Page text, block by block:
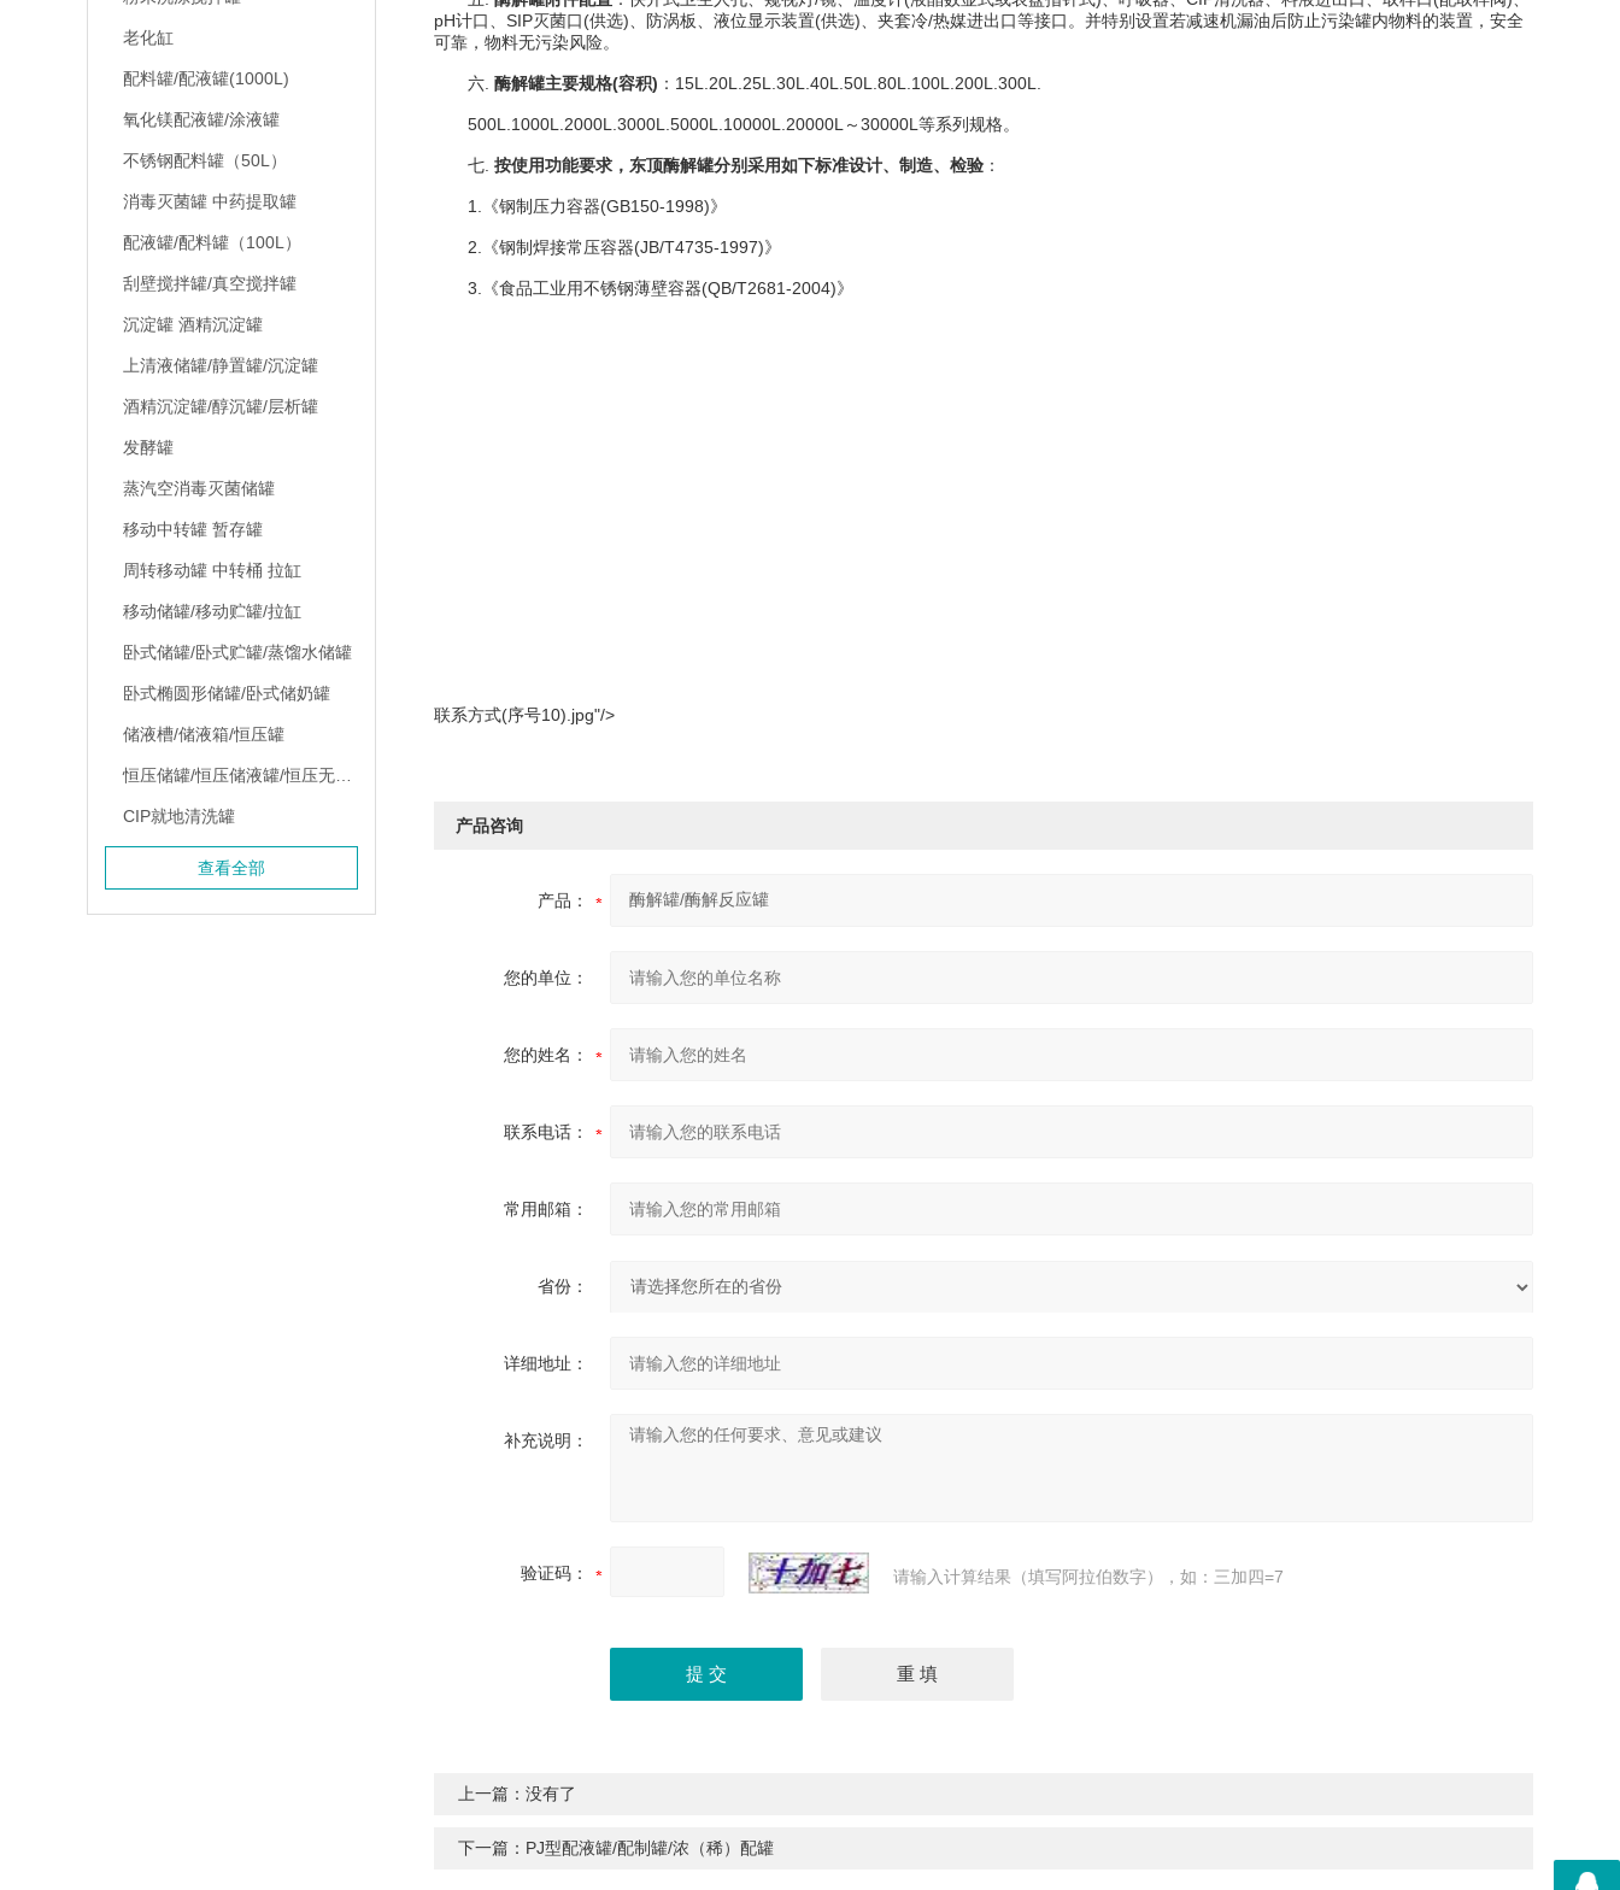
老化缸
配料罐/配液罐(1000L)
氧化镁配液罐/涂液罐
不锈钢配料罐（50L）
消毒灭菌罐 中药提取罐
配液罐/配料罐（100L）
刮壁搅拌罐/真空搅拌罐
沉淀罐 酒精沉淀罐
上清液储罐/静置罐/沉淀罐
酒精沉淀罐/醇沉罐/层析罐
发酵罐
蒸汽空消毒灭菌储罐
移动中转罐 暂存罐
周转移动罐 中转桶 拉缸
移动储罐/移动贮罐/拉缸
卧式储罐/卧式贮罐/蒸馏水储罐
卧式椭圆形储罐/卧式储奶罐
储液槽/储液箱/恒压罐
CIP就地清洗罐
查看全部
pH计口、SIP灭菌口(供选)、防涡板、液位显示装置(供选)、夹套冷/热媒进出口等接口。并特别设置若减速机漏油后防止污染罐内物料的装置，安全
可靠，物料无污染风险。
六. 酶解罐主要规格(容积) ：15L.20L.25L.30L.40L.50L.80L.100L.200L.300L.
500L.1000L.2000L.3000L.5000L.10000L.20000L～30000L等系列规格。
七. 按使用功能要求，东顶酶解罐分别采用如下标准设计、制造、检验 ：
1.《钢制压力容器(GB150-1998)》
2.《钢制焊接常压容器(JB/T4735-1997)》
3.《食品工业用不锈钢薄壁容器(QB/T2681-2004)》
联系方式(序号10).jpg"/>
产品咨询
产品：
您的单位：
您的姓名：
联系电话：
常用邮箱：
省份：
详细地址：
补充说明：
验证码： 请输入计算结果（填写阿拉伯数字），如：三加四=7
上一篇：没有了
下一篇： PJ型配液罐/配制罐/浓（稀）配罐